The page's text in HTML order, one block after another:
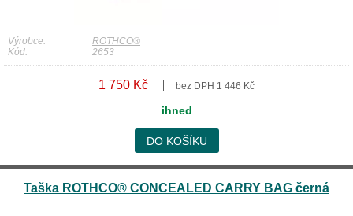
Výrobce:
ROTHCO®
Kód:
2653
1 750 Kč bez DPH 1 446 Kč
ihned
DO KOŠÍKU
Taška ROTHCO® CONCEALED CARRY BAG černá